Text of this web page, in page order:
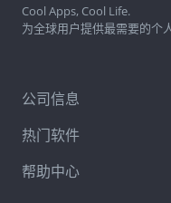
Cool Apps, Cool Life.
为全球用户提供最需要的个
公司信息
热门软件
帮助中心